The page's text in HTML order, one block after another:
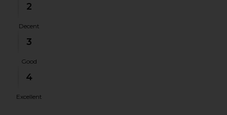
2
Decent
3
Good
4
Excellent